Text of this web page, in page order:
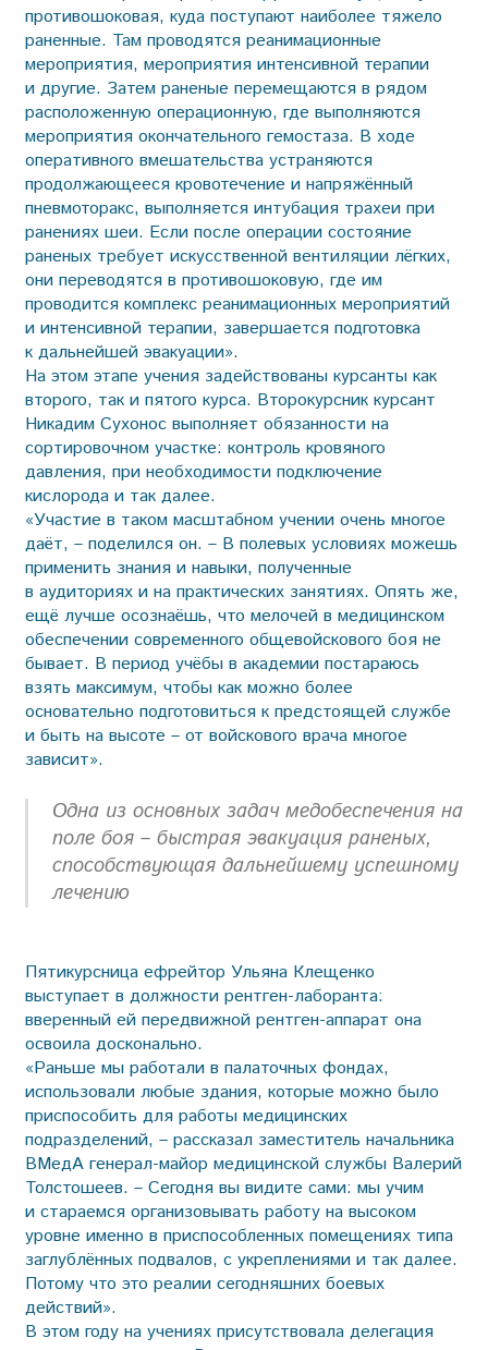
противошоковая, куда поступают наиболее тяжело
раненные. Там проводятся реанимационные
мероприятия, мероприятия интенсивной терапии
и другие. Затем раненые перемещаются в рядом
расположенную операционную, где выполняются
мероприятия окончательного гемостаза. В ходе
оперативного вмешательства устраняются
продолжающееся кровотечение и напряжённый
пневмоторакс, выполняется интубация трахеи при
ранениях шеи. Если после операции состояние
раненых требует искусственной вентиляции лёгких,
они переводятся в противошоковую, где им
проводится комплекс реанимационных мероприятий
и интенсивной терапии, завершается подготовка
к дальнейшей эвакуации».
На этом этапе учения задействованы курсанты как
второго, так и пятого курса. Второкурсник курсант
Никадим Сухонос выполняет обязанности на
сортировочном участке: контроль кровяного
давления, при необходимости подключение
кислорода и так далее.
«Участие в таком масштабном учении очень многое
даёт, – поделился он. – В полевых условиях можешь
применить знания и навыки, полученные
в аудиториях и на практических занятиях. Опять же,
ещё лучше осознаёшь, что мелочей в медицинском
обеспечении современного обще­войскового боя не
бывает. В период учёбы в академии постараюсь
взять максимум, чтобы как можно более
основательно подготовиться к предстоящей службе
и быть на высоте – от войскового врача многое
зависит».
Одна из основных задач медобеспечения на
поле боя – быстрая эвакуация раненых,
способствующая дальнейшему успешному
лечению
Пятикурсница ефрейтор Ульяна Клещенко
выступает в должности рентген-лаборанта:
вверенный ей передвижной рентген-аппарат она
освоила досконально.
«Раньше мы работали в палаточных фондах,
использовали любые здания, которые можно было
приспособить для работы медицинских
подразделений, – рассказал заместитель начальника
ВМедА генерал-майор медицинской службы Валерий
Толстошеев. – Сегодня вы видите сами: мы учим
и стараемся организовывать работу на высоком
уровне именно в приспособленных помещениях типа
заглуб­лённых подвалов, с укреплениями и так далее.
Потому что это реалии сегодняшних боевых
действий».
В этом году на учениях присутствовала делегация